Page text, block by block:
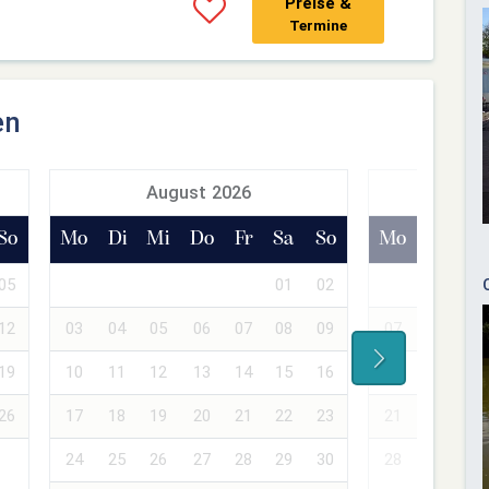
Termine
05
12
19
26
August 2026
Mo Di Mi Do Fr Sa So
01 02
03 04 05 06 07 08 09
10 11 12 13 14 15 16
17 18 19 20 21 22 23
24 25 26 27 28 29 30
Mo
02
07 09
23